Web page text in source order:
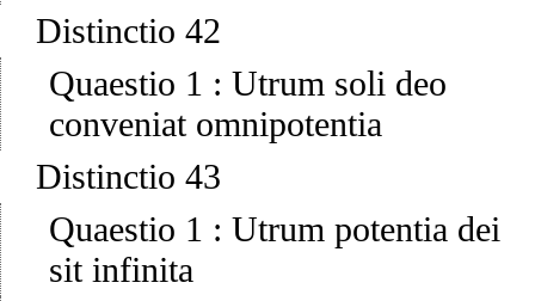
Distinctio 42
Quaestio 1 : Utrum soli deo
conveniat omnipotentia
Distinctio 43
Quaestio 1 : Utrum potentia dei
sit infinita